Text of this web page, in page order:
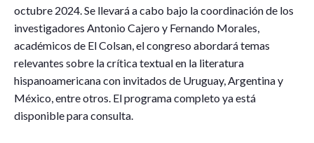
octubre 2024. Se llevará a cabo bajo la coordinación de los
investigadores Antonio Cajero y Fernando Morales,
académicos de El Colsan, el congreso abordará temas
relevantes sobre la crítica textual en la literatura
hispanoamericana con invitados de Uruguay, Argentina y
México, entre otros. El programa completo ya está
disponible para consulta.